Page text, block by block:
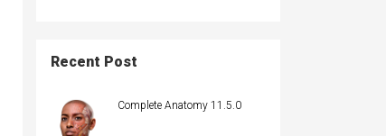
Recent Post
Complete Anatomy 11.5.0